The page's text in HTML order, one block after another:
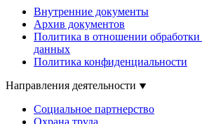
Внутренние документы
Архив документов
Политика в отношении
данных
Политика конфиденциальности
Направления деятельности
Социальное партнерство
Охрана труда